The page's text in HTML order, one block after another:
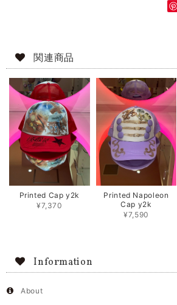
関連商品
Printed Cap y2k
¥7,370
Printed Napoleon
Cap y2k
¥7,590
Information
About